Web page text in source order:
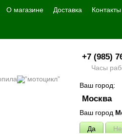
О магазине Доставка Контакты
+7 (985)
Часы
Ваш город:
Москва
Ваш город